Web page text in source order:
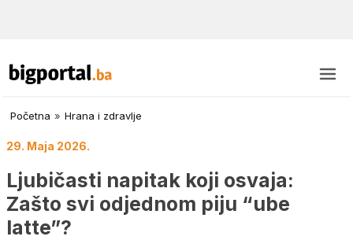
Početna » Hrana i zdravlje
29. Maja 2026.
Ljubičasti napitak koji osvaja:
Zašto svi odjednom piju “ube
latte”?